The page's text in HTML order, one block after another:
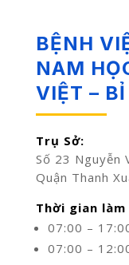
BỆNH
NAM
VIỆT – BỈ
Trụ Sở:
Số 23 Nguyễn
Quận Thanh
Thời gian làm
07:00 –
07:00 –